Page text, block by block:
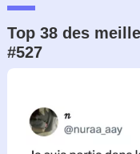
Top 38 des
#527